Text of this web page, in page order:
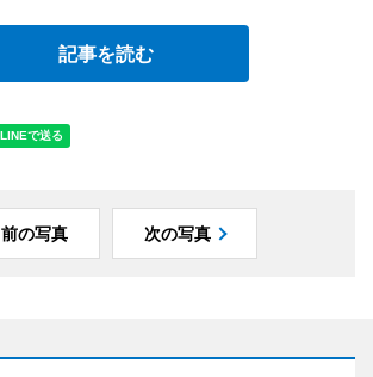
記事を読む
前の写真 次の写真